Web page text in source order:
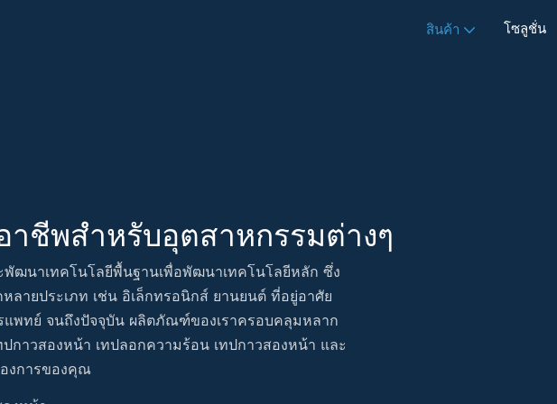
สินค้า โซลูชั่น
าชีพสำหรับอุตสาหกรรมต่างๆ
พัฒนาเทคโนโลยีพื้นฐานเพื่อพัฒนาเทคโนโลยีหลัก ซึ่ง
ลายประเภท เช่น อิเล็กทรอนิกส์ ยานยนต์ ที่อยู่อาศัย
แพทย์ จนถึงปัจจุบัน ผลิตภัณฑ์ของเราครอบคลุมหลาก
กาวสองหน้า เทปลอกความร้อน เทปกาวสองหน้า และ
งการของคุณ